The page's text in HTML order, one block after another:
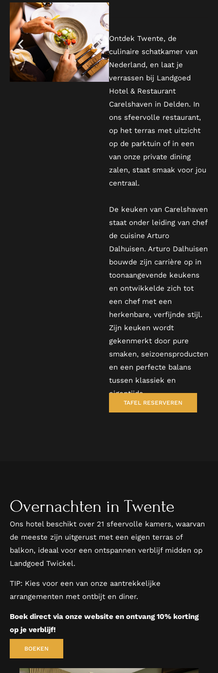
Ontdek Twente, de
culinaire schatkamer van
Nederland, en laat je
verrassen bij Landgoed
Hotel & Restaurant
Carelshaven in Delden. In
ons sfeervolle restaurant,
op het terras met uitzicht
op de parktuin of in een
van onze private dining
zalen, staat smaak voor jou
centraal.
De keuken van Carelshaven
staat onder leiding van chef
de cuisine Arturo
Dalhuisen. Arturo Dalhuisen
bouwde zijn carrière op in
toonaangevende keukens
en ontwikkelde zich tot
een chef met een
herkenbare, verfijnde stijl.
Zijn keuken wordt
gekenmerkt door pure
smaken, seizoensproducten
en een perfecte balans
tussen klassiek en
eigentijds.
TAFEL RESERVEREN
Overnachten in Twente
Ons hotel beschikt over 21 sfeervolle kamers, waarvan
de meeste zijn uitgerust met een eigen terras of
balkon, ideaal voor een ontspannen verblijf midden op
Landgoed Twickel.
TIP: Kies voor een van onze aantrekkelijke
arrangementen met ontbijt en diner.
Boek direct via onze website en ontvang 10% korting
op je verblijf!
BOEKEN